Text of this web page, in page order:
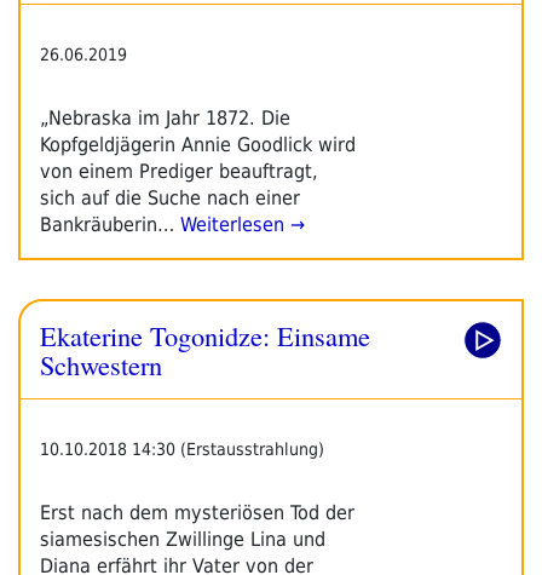
Revulva
26.06.2019
„Nebraska im Jahr 1872. Die
Kopfgeldjägerin Annie Goodlick wird
von einem Prediger beauftragt,
sich auf die Suche nach einer
Bankräuberin… Weiterlesen →
Ekaterine Togonidze: Einsame
Schwestern
10.10.2018 14:30 (Erstausstrahlung)
Erst nach dem mysteriösen Tod der
siamesischen Zwillinge Lina und
Diana erfährt ihr Vater von der